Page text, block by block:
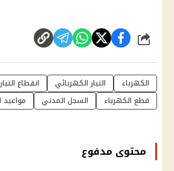
شارك
الكهرباء التيار الكهربائي
انقطاع
قطع الكهرباء
السجل المدني مواعيد
محتوى مدفوع